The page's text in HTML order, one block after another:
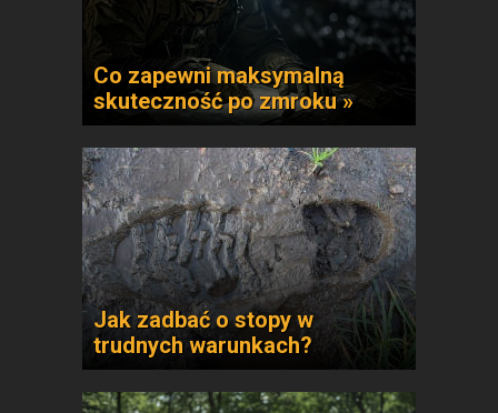
Co zapewni maksymalną
skuteczność po zmroku »
Jak zadbać o stopy w
trudnych warunkach?